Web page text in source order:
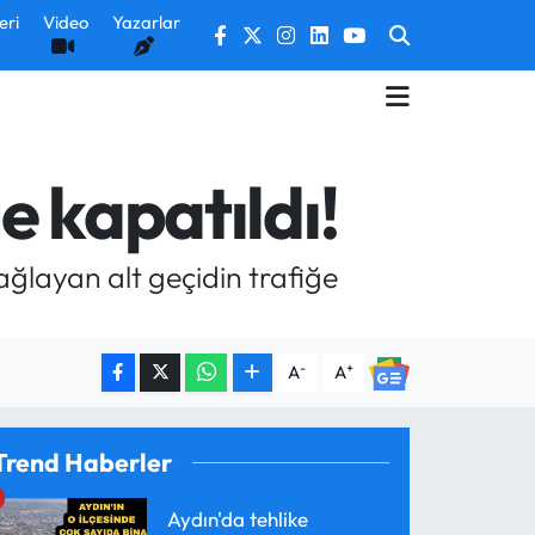
Video Yazarlar
kapatıldı!
alt geçidin trafiğe
A- A+
Haberler
Aydın'da tehlike